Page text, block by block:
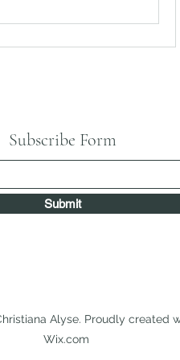
Subscribe Form
Submit
Alyse. Proudly created
Wix.com